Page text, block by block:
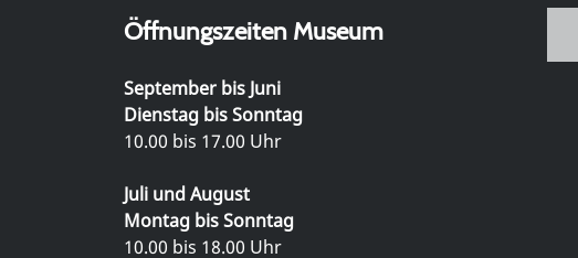
Öffnungszeiten Museum
September bis Juni
Dienstag bis Sonntag
10.00 bis 17.00 Uhr
Juli und August
Montag bis Sonntag
10.00 bis 18.00 Uhr